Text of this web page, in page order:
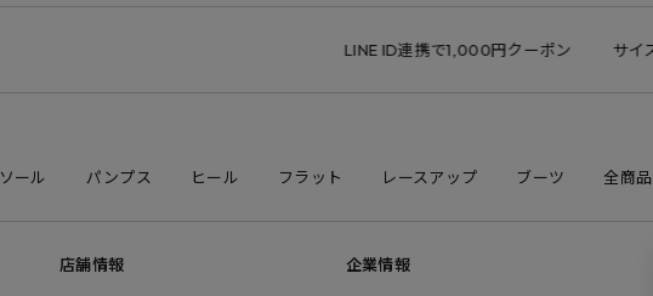
LINE ID連携で1,000円クーポン サイズ交換無料
ール パンプス ヒール フラット レースアップ ブーツ 全商品
店舗情報 企業情報